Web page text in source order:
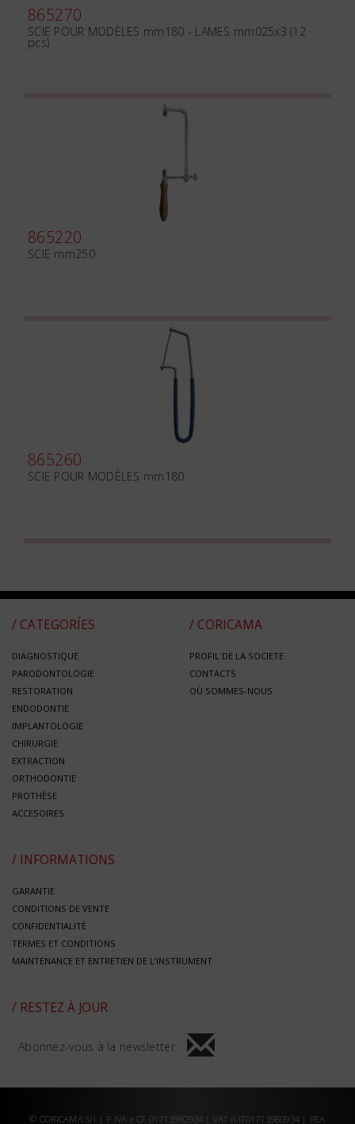
865270
SCIE POUR MODÈLES mm180 - LAMES mm025x3 (12
pcs)
865220
SCIE mm250
865260
SCIE POUR MODÈLES mm180
/ CATEGORÍES
DIAGNOSTIQUE
PARODONTOLOGIE
RESTORATION
ENDODONTIE
IMPLANTOLOGIE
CHIRURGIE
EXTRACTION
ORTHODONTIE
PROTHÈSE
ACCESOIRES
/ CORICAMA
PROFIL DE LA SOCIETE
CONTACTS
OÙ SOMMES-NOUS
/ INFORMATIONS
GARANTIE
CONDITIONS DE VENTE
CONFIDENTIALITÈ
TERMES ET CONDITIONS
MAINTENANCE ET ENTRETIEN DE L’INSTRUMENT
/ RESTEZ À JOUR
Abonnez-vous à la newsletter
© CORICAMA Srl | P.IVA e CF 01713980934 | VAT n.IT01713980934 | REA